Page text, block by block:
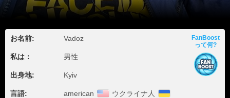
お名前: Vadoz
私は： 男性
出身地: Kyiv
言語: american ウクライナ人
FanBoost
って何?